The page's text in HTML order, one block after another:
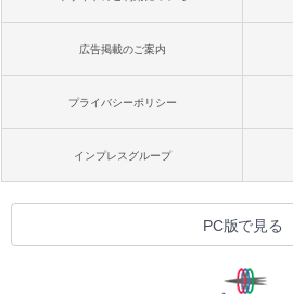
広告掲載のご案内
プライバシーポリシー
インプレスグループ
PC版で見る